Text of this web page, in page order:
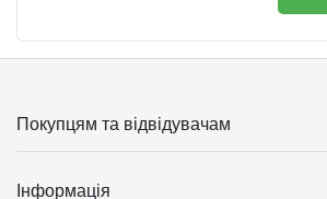
Покупцям та відвідувачам
Інформація